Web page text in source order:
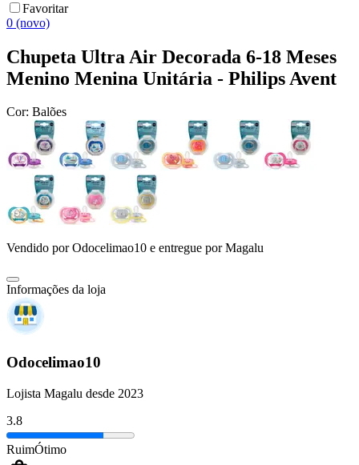
Favoritar
0 (novo)
Chupeta Ultra Air Decorada 6-18 Meses
Menino Menina Unitária - Philips Avent
Cor: Balões
Vendido porOdocelimao10 e entregue por Magalu
Informações da loja
Odocelimao10
Lojista Magalu desde 2023
3.8
RuimÓtimo